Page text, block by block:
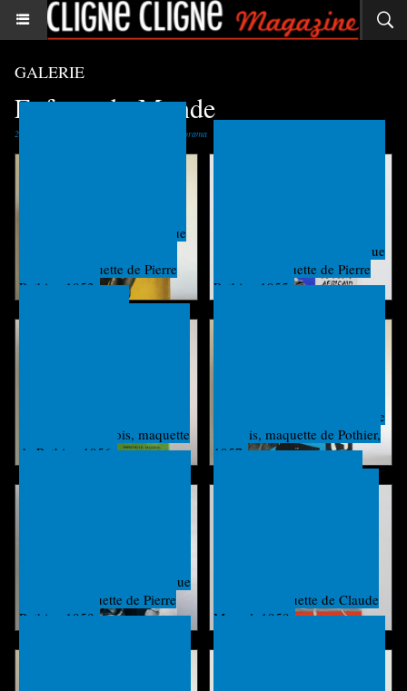
GALERIE
Enfants du Monde
21 photos Diaporama
Photographies de Dominique
Mazière, maquette de Pierre
Pothier, 1953.
Texte et photos de Dominique
Darbois, maquette de Pierre
Pothier, 1955.
Dominique Darbois, maquette
de Pothier, 1956.
Texte et photos de Dominique
Darbois, maquette de Pothier,
1957.
Texte et photos de Dominique
Darbois, maquette de Pierre
Pothier, 1958.
Mazière, maquette de Claude
Maurel, 1959.